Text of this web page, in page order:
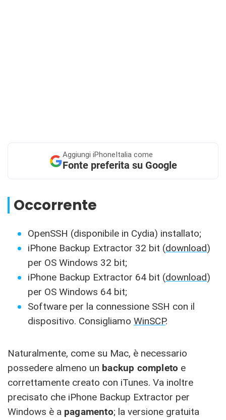
Aggiungi iPhoneItalia come
Fonte preferita su Google
Occorrente
OpenSSH (disponibile in Cydia) installato;
iPhone Backup Extractor 32 bit (download)
per OS Windows 32 bit;
iPhone Backup Extractor 64 bit (download)
per OS Windows 64 bit;
Software per la connessione SSH con il
dispositivo. Consigliamo WinSCP.
Naturalmente, come su Mac, è necessario
possedere almeno un backup completo e
correttamente creato con iTunes. Va inoltre
precisato che iPhone Backup Extractor per
Windows è a pagamento; la versione gratuita